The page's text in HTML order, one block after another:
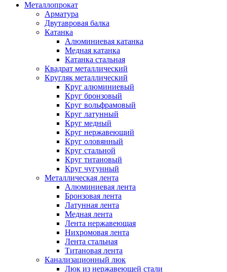
Металлопрокат
Арматура
Двутавровая балка
Катанка
Алюминиевая катанка
Медная катанка
Катанка стальная
Квадрат металлический
Кругляк металлический
Круг алюминиевый
Круг бронзовый
Круг вольфрамовый
Круг латунный
Круг медный
Круг нержавеющий
Круг оловянный
Круг стальной
Круг титановый
Круг чугунный
Металлическая лента
Алюминиевая лента
Бронзовая лента
Латунная лента
Медная лента
Лента нержавеющая
Нихромовая лента
Лента стальная
Титановая лента
Канализационный люк
Люк из нержавеющей стали